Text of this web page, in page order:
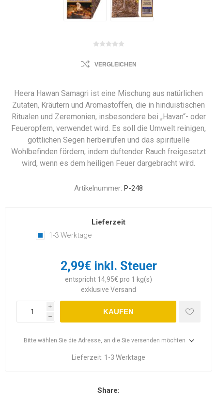
VERGLEICHEN
Heera Hawan Samagri ist eine Mischung aus natürlichen
Zutaten, Kräutern und Aromastoffen, die in hinduistischen
Ritualen und Zeremonien, insbesondere bei „Havan“- oder
Feueropfern, verwendet wird. Es soll die Umwelt reinigen,
göttlichen Segen herbeirufen und das spirituelle
Wohlbefinden fördern, indem duftender Rauch freigesetzt
wird, wenn es dem heiligen Feuer dargebracht wird.
Artikelnummer: P-248
Lieferzeit
1-3 Werktage
2,99€ inkl. Steuer
entspricht 14,95€ pro 1 kg(s)
exklusive Versand
i
h
KAUFEN
Bitte wählen Sie die Adresse, an die Sie versenden möchten
Lieferzeit: 1-3 Werktage
Share: